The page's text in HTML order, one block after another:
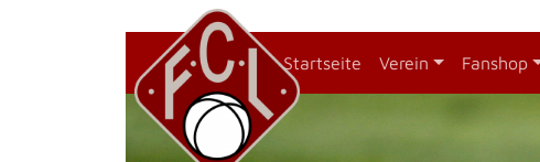
Startseite Verein Fanshop